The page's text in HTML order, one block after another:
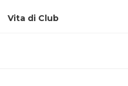
Vita di Club